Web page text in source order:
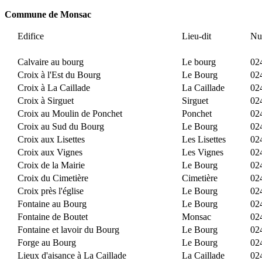
Commune de Monsac
Edifice Lieu-dit
Calvaire au bourg Le bourg
Croix à l'Est du Bourg
Le Bourg
Croix à La Caillade
La Caillade
Croix à Sirguet
Sirguet
Croix au Moulin de Ponchet
Ponchet
Croix au Sud du Bourg
Le Bourg
Croix aux Lisettes
Les Lisettes
Croix aux Vignes
Les Vignes
Croix de la Mairie
Le Bourg
Croix du Cimetière
Cimetière
Croix près l'église
Le Bourg
Fontaine au Bourg
Le Bourg
Fontaine de Boutet
Monsac
Fontaine et lavoir du Bourg
Le Bourg
Forge au Bourg
Le Bourg
Lieux d'aisance à La Caillade
La Caillade